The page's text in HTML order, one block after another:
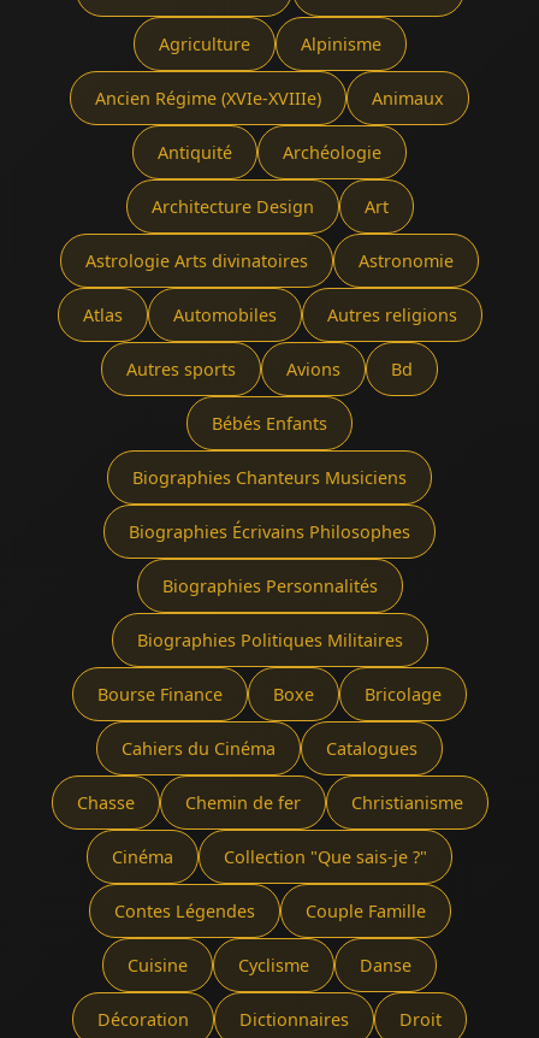
Agriculture Alpinisme
Ancien Régime (XVIe-XVIIIe) Animaux
Antiquité Archéologie
Architecture Design Art
Astrologie Arts divinatoires Astronomie
Atlas Automobiles Autres religions
Autres sports Avions Bd
Bébés Enfants
Biographies Chanteurs Musiciens
Biographies Écrivains Philosophes
Biographies Personnalités
Biographies Politiques Militaires
Bourse Finance Boxe Bricolage
Cahiers du Cinéma Catalogues
Chasse Chemin de fer Christianisme
Cinéma Collection "Que sais-je ?"
Contes Légendes Couple Famille
Cuisine Cyclisme Danse
Décoration Dictionnaires Droit